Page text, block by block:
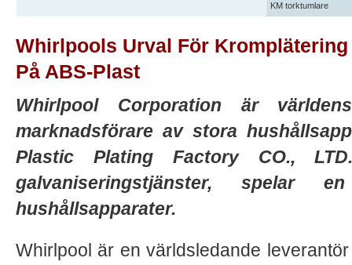
KM torktumlare
Whirlpools Urval För
På ABS-Plast
Whirlpool Corporation är
marknadsförare av stora
Plastic Plating Factory CO.,
galvaniseringstjänster,
hushållsapparater.
Whirlpool är en världsledande